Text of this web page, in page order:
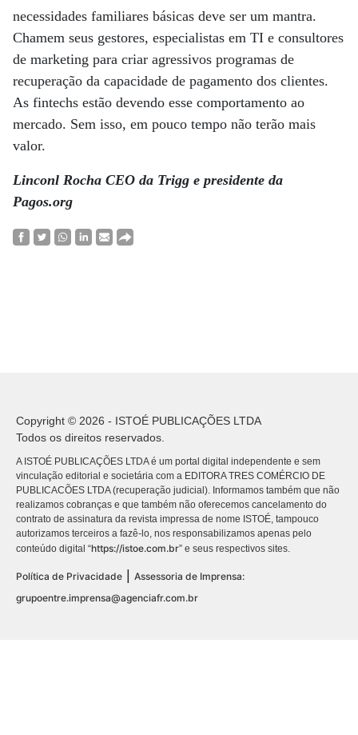
necessidades familiares básicas deve ser um mantra.
Chamem seus gestores, especialistas em TI e consultores
de marketing para criar agressivos programas de
recuperação da capacidade de pagamento dos clientes.
As fintechs estão devendo esse comportamento ao
mercado. Sem isso, em pouco tempo não terão mais
valor.
Linconl Rocha CEO da Trigg e presidente da
Pagos.org
Copyright © 2026 - ISTOÉ PUBLICAÇÕES LTDA
Todos os direitos reservados.
A ISTOÉ PUBLICAÇÕES LTDA é um portal digital independente e sem
vinculação editorial e societária com a EDITORA TRES COMÉRCIO DE
PUBLICACÕES LTDA (recuperação judicial). Informamos também que não
realizamos cobranças e que também não oferecemos cancelamento do
contrato de assinatura da revista impressa de nome ISTOÉ, tampouco
autorizamos terceiros a fazê-lo, nos responsabilizamos apenas pelo
conteúdo digital “https://istoe.com.br” e seus respectivos sites.
Política de Privacidade
Assessoria de Imprensa:
grupoentre.imprensa@agenciafr.com.br